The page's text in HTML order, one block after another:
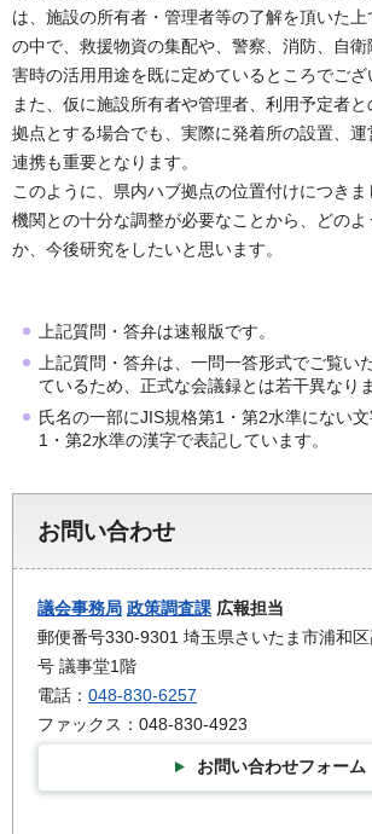
は、施設の所有者・管理者等の了解を頂いた
の中で、救援物資の集配や、警察、消防、自衛
害時の活用用途を既に定めているところでござ
また、仮に施設所有者や管理者、利用予定者
拠点とする場合でも、実際に発着所の設置、
連携も重要となります。
このように、県内ハブ拠点の位置付けにつき
機関との十分な調整が必要なことから、どのよ
か、今後研究をしたいと思います。
上記質問・答弁は速報版です。
上記質問・答弁は、一問一答形式でご覧い
ているため、正式な会議録とは若干異なりま
氏名の一部にJIS規格第1・第2水準にない
1・第2水準の漢字で表記しています。
お問い合わせ
議会事務局 政策調査課 広報担当
郵便番号330-9301 埼玉県さいたま市浦和
号 議事堂1階
電話： 048-830-6257
ファックス：048-830-4923
お問い合わせフォーム